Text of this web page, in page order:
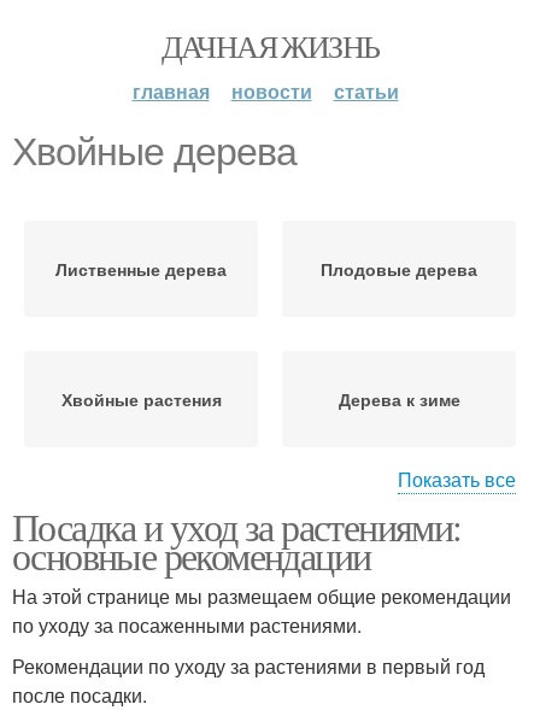
ДАЧНАЯ ЖИЗНЬ
главная новости статьи
Хвойные дерева
Лиственные дерева Плодовые дерева
Хвойные растения Дерева к зиме
Фруктовые дерева Дерева в зиму
Высокое дерево Высокие дерева
Показать все
Посадка и уход за растениями:
основные рекомендации
На этой странице мы размещаем общие рекомендации
по уходу за посаженными растениями.
Рекомендации по уходу за растениями в первый год
после посадки.